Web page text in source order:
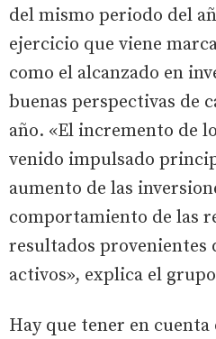
del mismo periodo del
ejercicio que viene
como el alcanzado en
buenas perspectivas de
año. «El incremento de
venido impulsado
aumento de las
comportamiento de las
resultados provenientes
activos», explica el
Hay que tener en